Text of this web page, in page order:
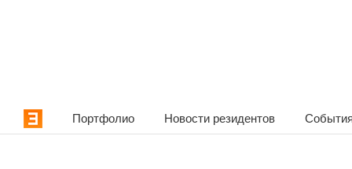
Портфолио Новости резидентов